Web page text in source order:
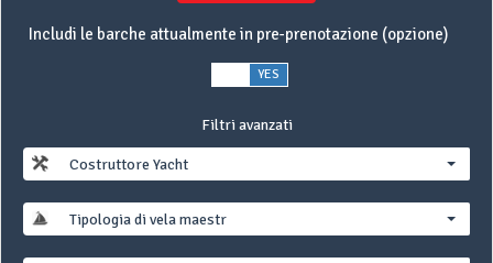
Includi le barche attualmente in pre-prenotazione (opzione)
YES
Filtri avanzati
Costruttore Yacht
Tipologia di vela maestra